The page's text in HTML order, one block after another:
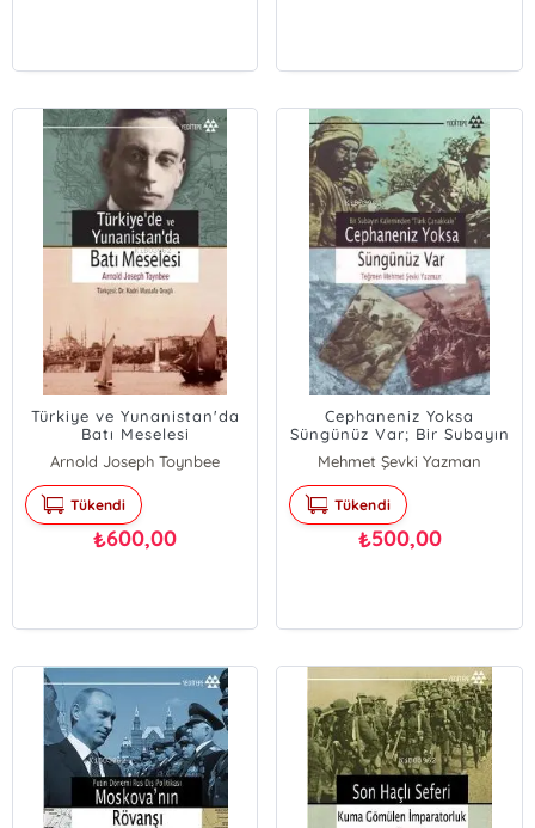
Türkiye ve Yunanistan'da
Batı Meselesi
Arnold Joseph Toynbee
Tükendi
₺600,00
Cephaneniz Yoksa
Süngünüz Var; Bir Subayın
Kaleminden
Mehmet Şevki Yazman
Tükendi
₺500,00